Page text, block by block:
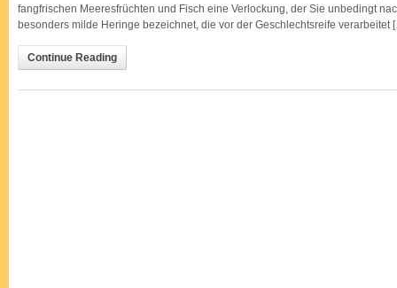
fangfrischen Meeresfrüchten und Fisch eine Verlockung, der Sie unbedingt
besonders milde Heringe bezeichnet, die vor der Geschlechtsreife verarbeitet
Continue Reading